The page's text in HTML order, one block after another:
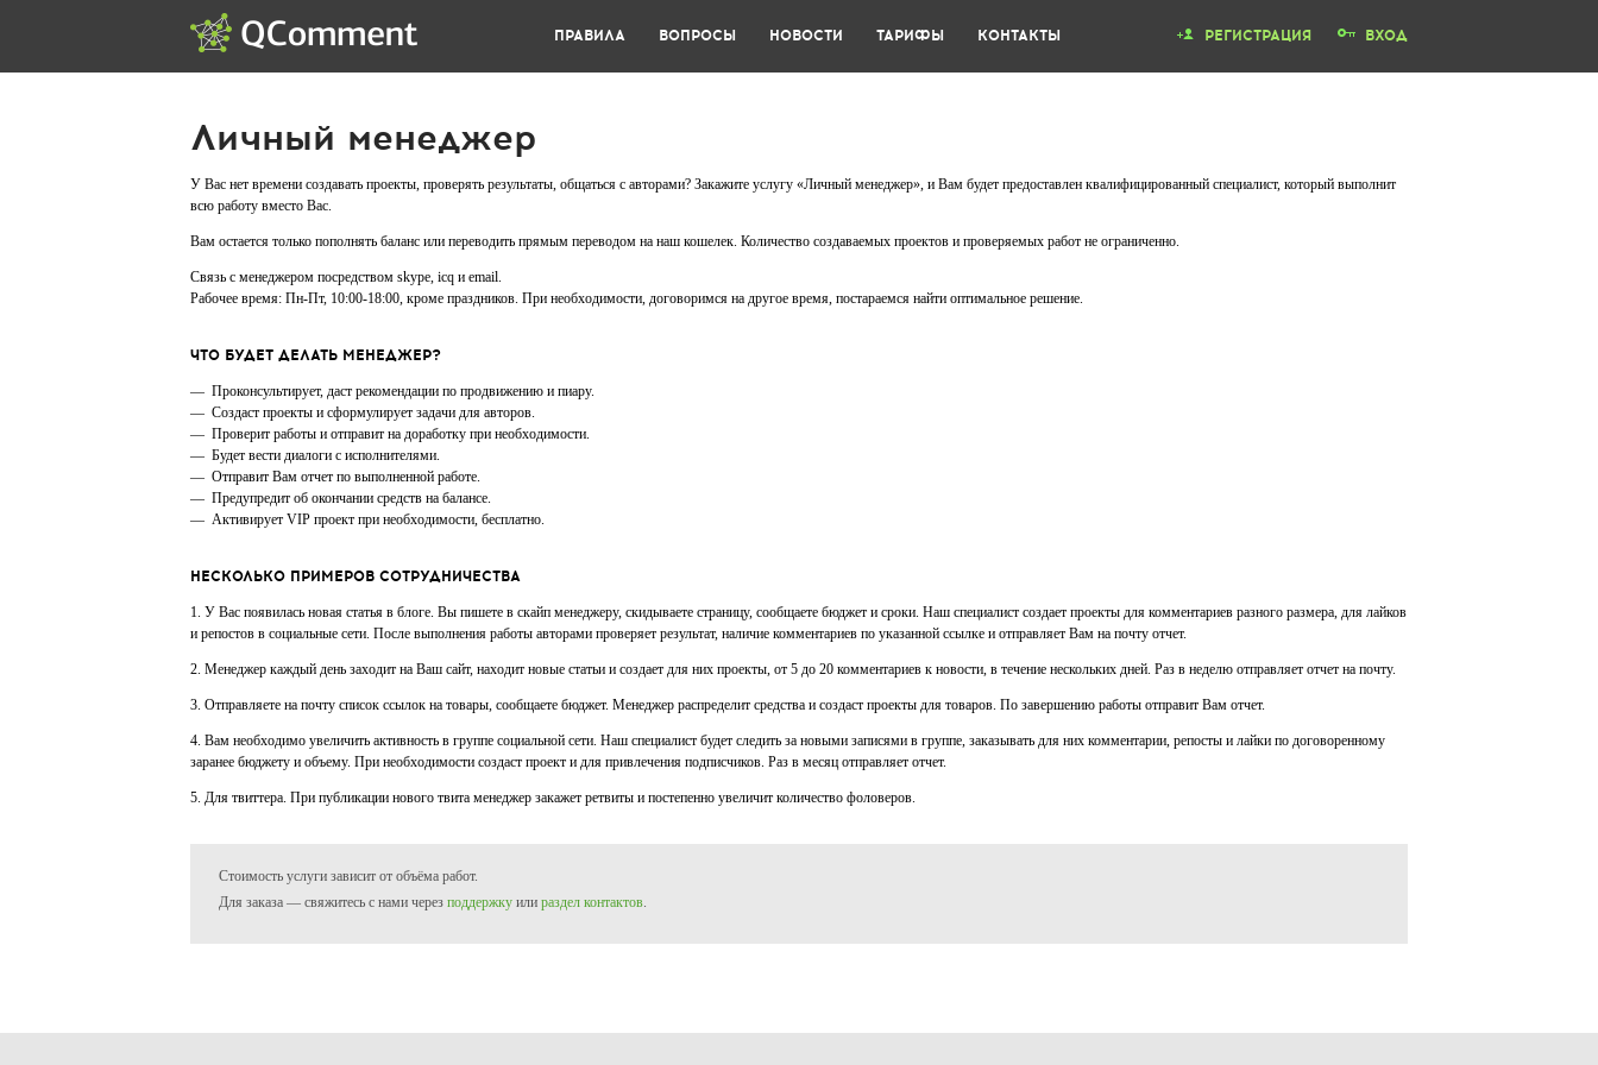
ПРАВИЛА ВОПРОСЫ НОВОСТИ ТАРИФЫ КОНТАКТЫ РЕГИСТРАЦИЯ ВХОД
Личный менеджер
У Вас нет времени создавать проекты, проверять результаты, общаться с авторами? Закажите услугу «Личный менеджер», и Вам будет предоставлен квалифицированный специалист, который выполнит
всю работу вместо Вас.
Вам остается только пополнять баланс или переводить прямым переводом на наш кошелек. Количество создаваемых проектов и проверяемых работ не ограниченно.
Связь с менеджером посредством skype, icq и email.
Рабочее время: Пн-Пт, 10:00-18:00, кроме праздников. При необходимости, договоримся на другое время, постараемся найти оптимальное решение.
ЧТО БУДЕТ ДЕЛАТЬ МЕНЕДЖЕР?
— Проконсультирует, даст рекомендации по продвижению и пиару.
— Создаст проекты и сформулирует задачи для авторов.
— Проверит работы и отправит на доработку при необходимости.
— Будет вести диалоги с исполнителями.
— Отправит Вам отчет по выполненной работе.
— Предупредит об окончании средств на балансе.
— Активирует VIP проект при необходимости, бесплатно.
НЕСКОЛЬКО ПРИМЕРОВ СОТРУДНИЧЕСТВА
1. У Вас появилась новая статья в блоге. Вы пишете в скайп менеджеру, скидываете страницу, сообщаете бюджет и сроки. Наш специалист создает проекты для комментариев разного размера, для лайков
и репостов в социальные сети. После выполнения работы авторами проверяет результат, наличие комментариев по указанной ссылке и отправляет Вам на почту отчет.
2. Менеджер каждый день заходит на Ваш сайт, находит новые статьи и создает для них проекты, от 5 до 20 комментариев к новости, в течение нескольких дней. Раз в неделю отправляет отчет на почту.
3. Отправляете на почту список ссылок на товары, сообщаете бюджет. Менеджер распределит средства и создаст проекты для товаров. По завершению работы отправит Вам отчет.
4. Вам необходимо увеличить активность в группе социальной сети. Наш специалист будет следить за новыми записями в группе, заказывать для них комментарии, репосты и лайки по договоренному
заранее бюджету и объему. При необходимости создаст проект и для привлечения подписчиков. Раз в месяц отправляет отчет.
5. Для твиттера. При публикации нового твита менеджер закажет ретвиты и постепенно увеличит количество фоловеров.
Стоимость услуги зависит от объёма работ.
Для заказа — свяжитесь с нами через поддержку или раздел контактов.